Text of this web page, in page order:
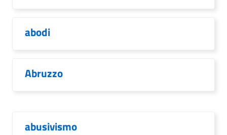
abodi
Abruzzo
abusivismo